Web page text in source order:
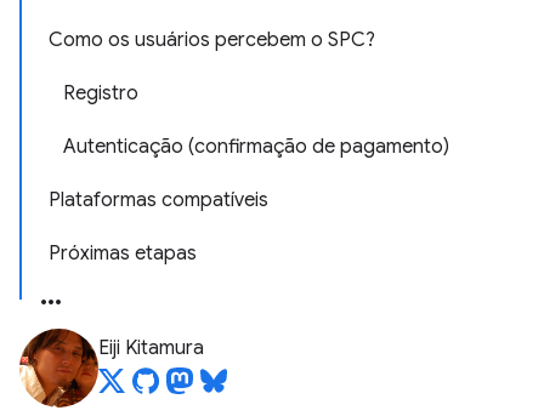
Como os usuários percebem o SPC?
Registro
Autenticação (confirmação de pagamento)
Plataformas compatíveis
Próximas etapas
Eiji Kitamura